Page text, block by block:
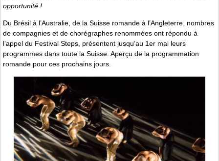
opportunité !
Du Brésil à l’Australie, de la Suisse romande à l’Angleterre, nombres
de compagnies et de chorégraphes renommées ont répondu à
l’appel du Festival Steps, présentent jusqu’au 1er mai leurs
programmes dans toute la Suisse. Aperçu de la programmation
romande pour ces prochains jours.